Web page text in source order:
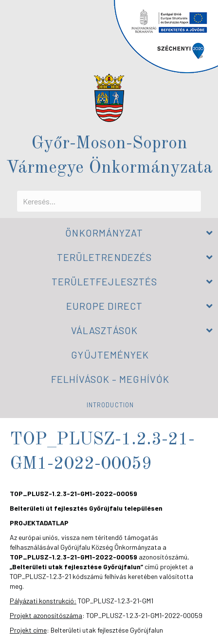
Győr-Moson-Sopron
Vármegye Önkormányzata
ÖNKORMÁNYZAT
TERÜLETRENDEZÉS
TERÜLETFEJLESZTÉS
EUROPE DIRECT
VÁLASZTÁSOK
GYŰJTEMÉNYEK
FELHÍVÁSOK – MEGHÍVÓK
INTRODUCTION
TOP_PLUSZ-1.2.3-21-
GM1-2022-00059
TOP_PLUSZ-1.2.3-21-GM1-2022-00059
Belterületi út fejlesztés Győrújfalu településen
PROJEKTADATLAP
Az európai uniós, vissza nem térítendő támogatás
felhasználásával Győrújfalu Község Önkormányzata a
TOP_PLUSZ-1.2.3-21-GM1-2022-00059 azonosítószámú,
„Belterületi utak fejlesztése Győrújfalun” című projektet a
TOP_PLUSZ-1.2.3-21 kódszámú felhívás keretében valósította
meg.
Pályázati konstrukció: TOP_PLUSZ-1.2.3-21-GM1
Projekt azonosítószáma: TOP_PLUSZ-1.2.3-21-GM1-2022-00059
Projekt címe: Belterületi utak fejlesztése Győrújfalun